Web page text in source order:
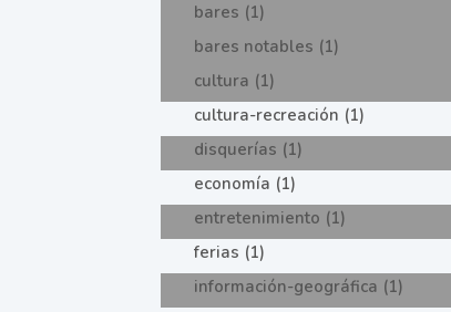
bares (1)
bares notables (1)
cultura (1)
cultura-recreación (1)
disquerías (1)
economía (1)
entretenimiento (1)
ferias (1)
información-geográfica (1)